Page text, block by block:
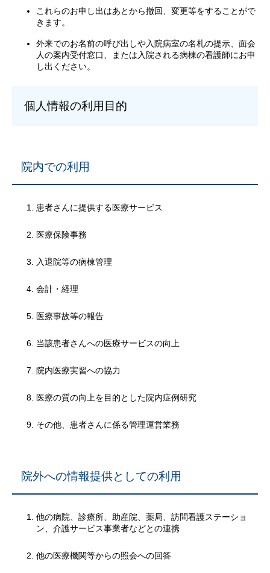
これらのお申し出はあとから撤回、変更等をすることがで
きます。
外来でのお名前の呼び出しや入院病室の名札の提示、面会
人の案内受付窓口、または入院される病棟の看護師にお申
し出ください。
個人情報の利用目的
院内での利用
患者さんに提供する医療サービス
医療保険事務
入退院等の病棟管理
会計・経理
医療事故等の報告
当該患者さんへの医療サービスの向上
院内医療実習への協力
医療の質の向上を目的とした院内症例研究
その他、患者さんに係る管理運営業務
院外への情報提供としての利用
他の病院、診療所、助産院、薬局、訪問看護ステーショ
ン、介護サービス事業者などとの連携
他の医療機関等からの照会への回答